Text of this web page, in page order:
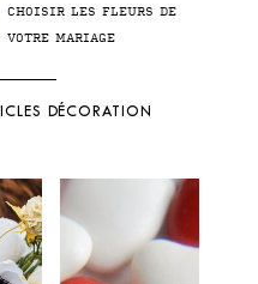
CHOISIR LES FLEURS DE
VOTRE MARIAGE
DÉCORATION